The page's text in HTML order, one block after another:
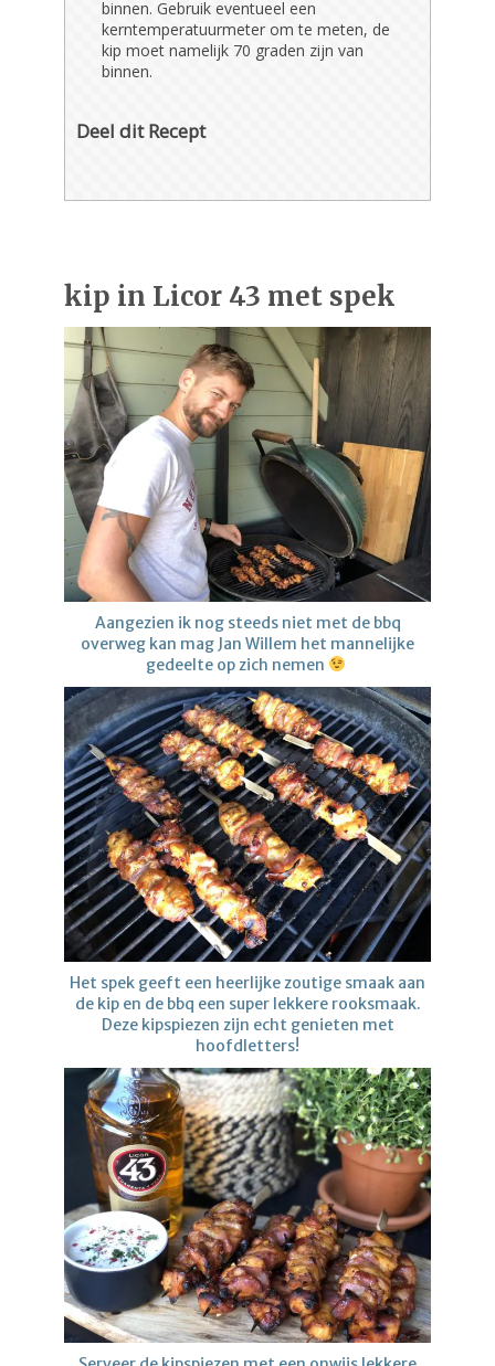
binnen. Gebruik eventueel een
kerntemperatuurmeter om te meten, de
kip moet namelijk 70 graden zijn van
binnen.
Deel dit Recept
kip in Licor 43 met spek
Aangezien ik nog steeds niet met de bbq
overweg kan mag Jan Willem het mannelijke
gedeelte op zich nemen
Het spek geeft een heerlijke zoutige smaak aan
de kip en de bbq een super lekkere rooksmaak.
Deze kipspiezen zijn echt genieten met
hoofdletters!